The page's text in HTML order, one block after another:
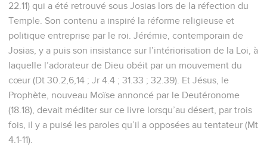
22.11) qui a été retrouvé sous Josias lors de la réfection du
Temple. Son contenu a inspiré la réforme religieuse et
politique entreprise par le roi. Jérémie, contemporain de
Josias, y a puis son insistance sur l’intériorisation de la Loi, à
laquelle l’adorateur de Dieu obéit par un mouvement du
cœur (Dt 30.2,6,14 ; Jr 4.4 ; 31.33 ; 32.39). Et Jésus, le
Prophète, nouveau Moïse annoncé par le Deutéronome
(18.18), devait méditer sur ce livre lorsqu’au désert, par trois
fois, il y a puisé les paroles qu’il a opposées au tentateur (Mt
4.1-11).